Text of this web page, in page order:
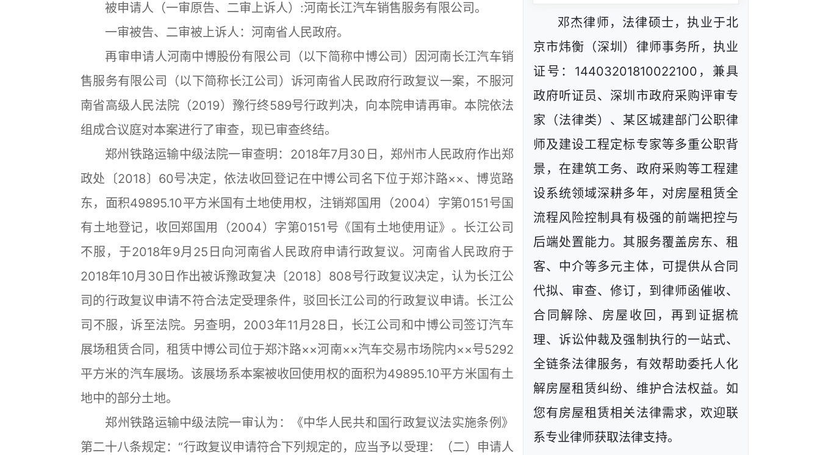
被申请人（一审原告、二审上诉人）:河南长江汽车销售服务有限公司。
一审被告、二审被上诉人：河南省人民政府。
再审申请人河南中博股份有限公司（以下简称中博公司）因河南长江汽车销
售服务有限公司（以下简称长江公司）诉河南省人民政府行政复议一案，不服河
南省高级人民法院（2019）豫行终589号行政判决，向本院申请再审。本院依法
组成合议庭对本案进行了审查，现已审查终结。
郑州铁路运输中级法院一审查明：2018年7月30日，郑州市人民政府作出郑
政处〔2018〕60号决定，依法收回登记在中博公司名下位于郑汴路××、博览路
东，面积49895.10平方米国有土地使用权，注销郑国用（2004）字第0151号国
有土地登记，收回郑国用（2004）字第0151号《国有土地使用证》。长江公司
不服，于2018年9月25日向河南省人民政府申请行政复议。河南省人民政府于
2018年10月30日作出被诉豫政复决〔2018〕808号行政复议决定，认为长江公
司的行政复议申请不符合法定受理条件，驳回长江公司的行政复议申请。长江公
司不服，诉至法院。另查明，2003年11月28日，长江公司和中博公司签订汽车
展场租赁合同，租赁中博公司位于郑汴路××河南××汽车交易市场院内××号5292
平方米的汽车展场。该展场系本案被收回使用权的面积为49895.10平方米国有土
地中的部分土地。
郑州铁路运输中级法院一审认为：《中华人民共和国行政复议法实施条例》
第二十八条规定：“行政复议申请符合下列规定的，应当予以受理：（二）申请人
邓杰律师，法律硕士，执业于北
京市炜衡（深圳）律师事务所，执业
证号：14403201810022100，兼具
政府听证员、深圳市政府采购评审专
家（法律类）、某区城建部门公职律
师及建设工程定标专家等多重公职背
景，在建筑工务、政府采购等工程建
设系统领域深耕多年，对房屋租赁全
流程风险控制具有极强的前端把控与
后端处置能力。其服务覆盖房东、租
客、中介等多元主体，可提供从合同
代拟、审查、修订，到律师函催收、
合同解除、房屋收回，再到证据梳
理、诉讼仲裁及强制执行的一站式、
全链条法律服务，有效帮助委托人化
解房屋租赁纠纷、维护合法权益。如
您有房屋租赁相关法律需求，欢迎联
系专业律师获取法律支持。